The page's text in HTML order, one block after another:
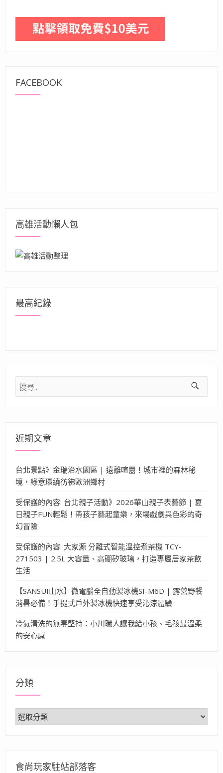
FACEBOOK
高雄活動懶人包
最高紀錄
搜
尋
近期文章
台北景點》金瑞治水園區 | 遠離喧囂！城市裡的森林秘
境，綠意環繞彷彿歐洲鄉村
受保護的內容: 台北親子活動》2026華山親子表藝節 | 夏
日親子FUN輕鬆！帶孩子藝起童樂，來場戲劇與色彩的奇
幻冒險
受保護的內容: 大家源 分離式智能溫控煮茶機 TCY-
271503 | 2.5L 大容量、高硼矽玻璃，打造專屬居家茶飲
生活
【SANSUI山水】微電腦全自動製冰機SI-M6D | 露營野餐
消暑必備！手提式戶外製冰機快速享受沁涼體驗
冷氣清洗的無毒堅持：小川職人讓我給小孩、毛孩最溫柔
的安心感
分類
分
類
食尚玩家駐站部落客